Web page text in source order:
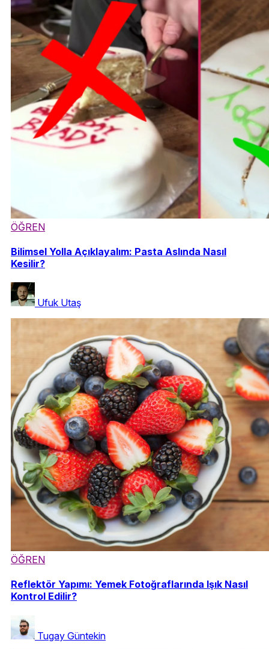
ÖĞREN
Bilimsel Yolla Açıklayalım: Pasta Aslında Nasıl
Kesilir?
Ufuk Utaş
ÖĞREN
Reflektör Yapımı: Yemek Fotoğraflarında Işık Nasıl
Kontrol Edilir?
Tugay Güntekin